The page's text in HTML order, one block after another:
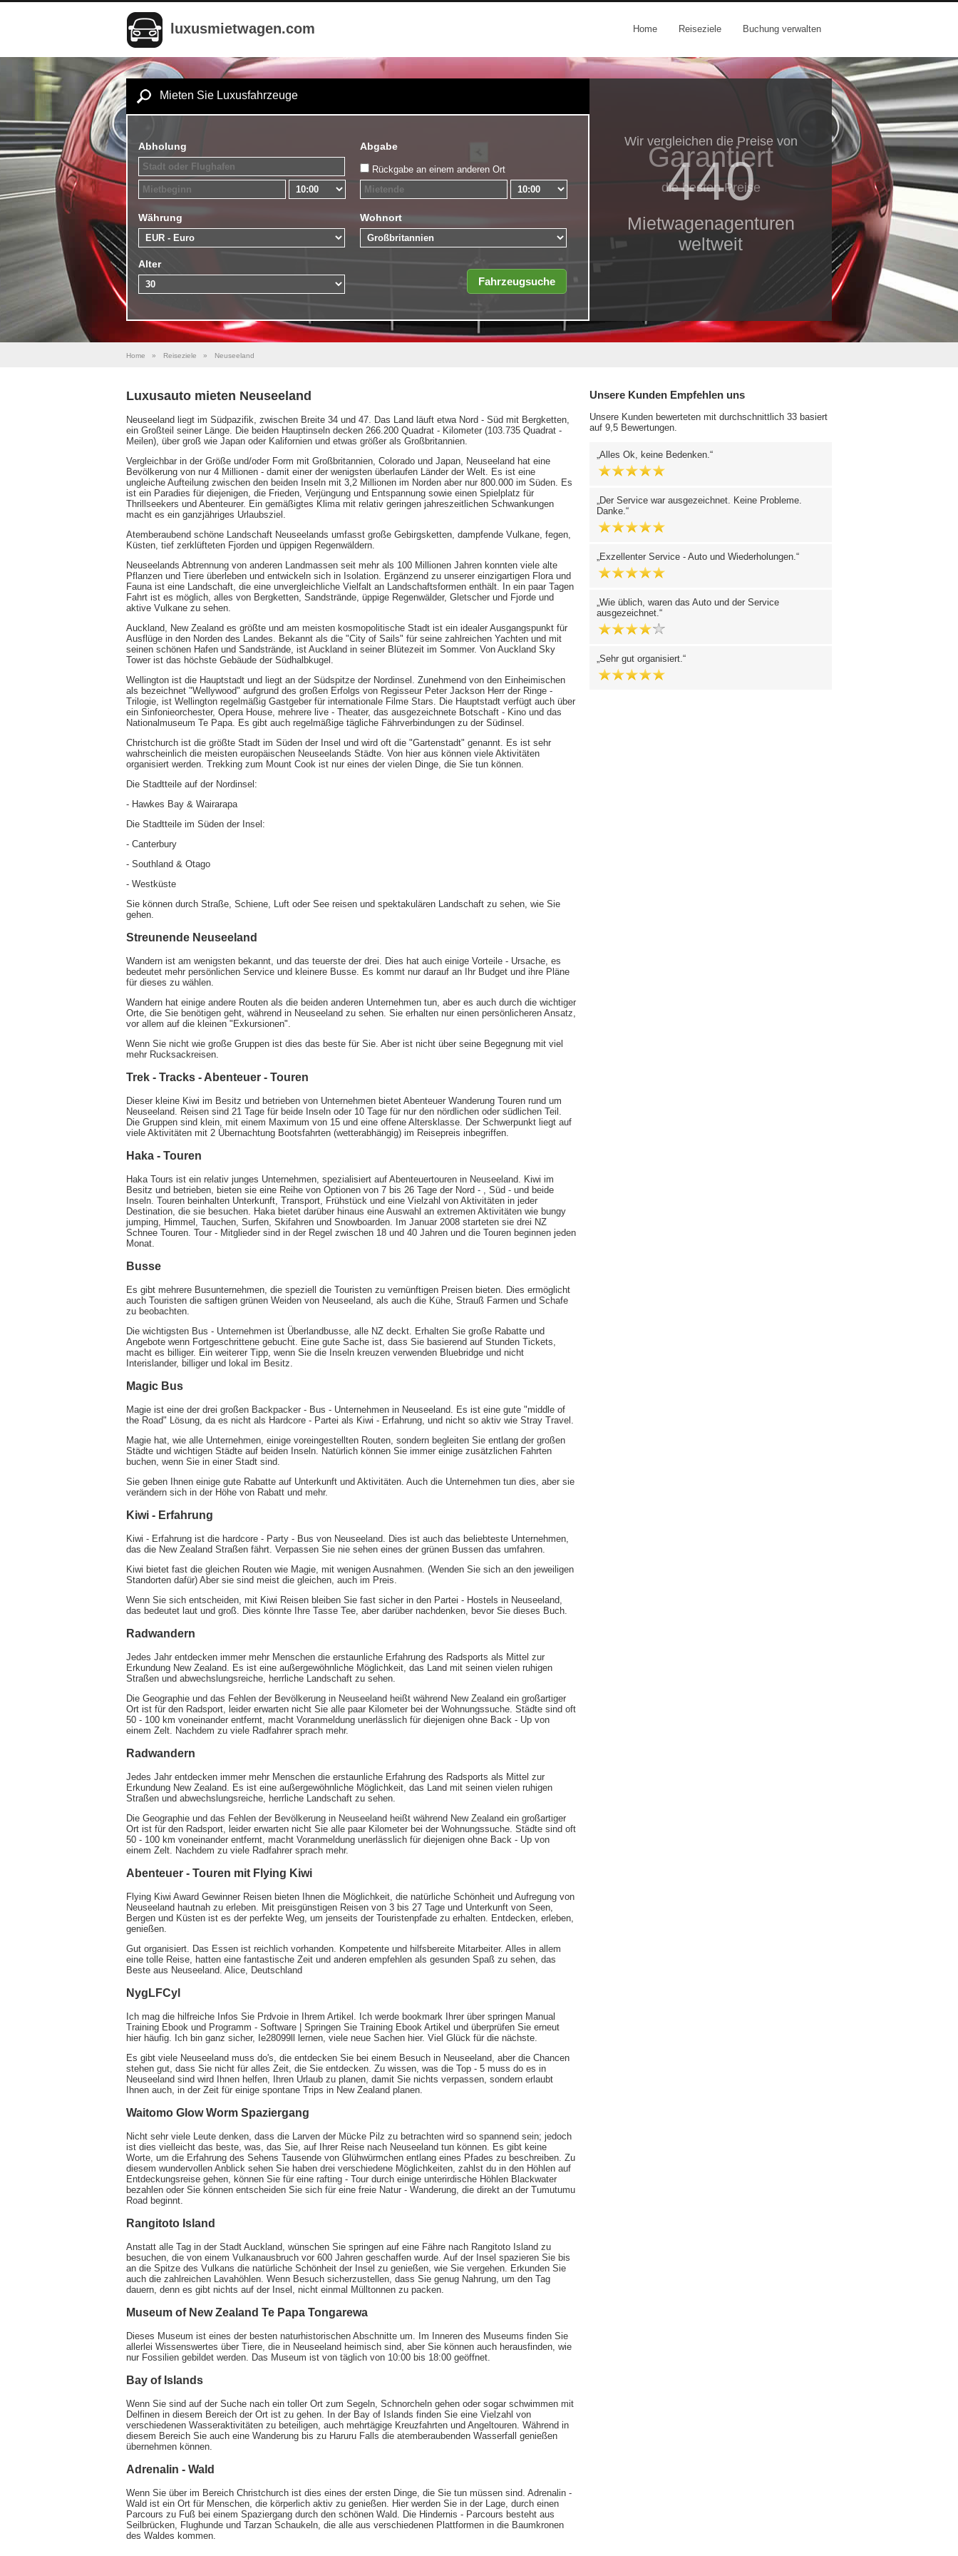
luxusmietwagen.com Home Reiseziele Buchung verwalten
Mieten Sie Luxusfahrzeuge
Abholung Abgabe
Rückgabe an einem anderen Ort
Währung Wohnort
Alter
Wir vergleichen die Preise von
440
Mietwagenagenturen
weltweit
Garantiert
die besten Preise
Home » Reiseziele » Neuseeland
Luxusauto mieten Neuseeland
Neuseeland liegt im Südpazifik, zwischen Breite 34 und 47. Das Land läuft etwa Nord - Süd mit Bergketten,
ein Großteil seiner Länge. Die beiden Hauptinseln decken 266.200 Quadrat - Kilometer (103.735 Quadrat -
Meilen), über groß wie Japan oder Kalifornien und etwas größer als Großbritannien.
Vergleichbar in der Größe und/oder Form mit Großbritannien, Colorado und Japan, Neuseeland hat eine
Bevölkerung von nur 4 Millionen - damit einer der wenigsten überlaufen Länder der Welt. Es ist eine
ungleiche Aufteilung zwischen den beiden Inseln mit 3,2 Millionen im Norden aber nur 800.000 im Süden. Es
ist ein Paradies für diejenigen, die Frieden, Verjüngung und Entspannung sowie einen Spielplatz für
Thrillseekers und Abenteurer. Ein gemäßigtes Klima mit relativ geringen jahreszeitlichen Schwankungen
macht es ein ganzjähriges Urlaubsziel.
Atemberaubend schöne Landschaft Neuseelands umfasst große Gebirgsketten, dampfende Vulkane, fegen,
Küsten, tief zerklüfteten Fjorden und üppigen Regenwäldern.
Neuseelands Abtrennung von anderen Landmassen seit mehr als 100 Millionen Jahren konnten viele alte
Pflanzen und Tiere überleben und entwickeln sich in Isolation. Ergänzend zu unserer einzigartigen Flora und
Fauna ist eine Landschaft, die eine unvergleichliche Vielfalt an Landschaftsformen enthält. In ein paar Tagen
Fahrt ist es möglich, alles von Bergketten, Sandstrände, üppige Regenwälder, Gletscher und Fjorde und
aktive Vulkane zu sehen.
Auckland, New Zealand es größte und am meisten kosmopolitische Stadt ist ein idealer Ausgangspunkt für
Ausflüge in den Norden des Landes. Bekannt als die "City of Sails" für seine zahlreichen Yachten und mit
seinen schönen Hafen und Sandstrände, ist Auckland in seiner Blütezeit im Sommer. Von Auckland Sky
Tower ist das höchste Gebäude der Südhalbkugel.
Wellington ist die Hauptstadt und liegt an der Südspitze der Nordinsel. Zunehmend von den Einheimischen
als bezeichnet "Wellywood" aufgrund des großen Erfolgs von Regisseur Peter Jackson Herr der Ringe -
Trilogie, ist Wellington regelmäßig Gastgeber für internationale Filme Stars. Die Hauptstadt verfügt auch über
ein Sinfonieorchester, Opera House, mehrere live - Theater, das ausgezeichnete Botschaft - Kino und das
Nationalmuseum Te Papa. Es gibt auch regelmäßige tägliche Fährverbindungen zu der Südinsel.
Christchurch ist die größte Stadt im Süden der Insel und wird oft die "Gartenstadt" genannt. Es ist sehr
wahrscheinlich die meisten europäischen Neuseelands Städte. Von hier aus können viele Aktivitäten
organisiert werden. Trekking zum Mount Cook ist nur eines der vielen Dinge, die Sie tun können.
Die Stadtteile auf der Nordinsel:
- Hawkes Bay & Wairarapa
Die Stadtteile im Süden der Insel:
- Canterbury
- Southland & Otago
- Westküste
Sie können durch Straße, Schiene, Luft oder See reisen und spektakulären Landschaft zu sehen, wie Sie
gehen.
Streunende Neuseeland
Wandern ist am wenigsten bekannt, und das teuerste der drei. Dies hat auch einige Vorteile - Ursache, es
bedeutet mehr persönlichen Service und kleinere Busse. Es kommt nur darauf an Ihr Budget und ihre Pläne
für dieses zu wählen.
Wandern hat einige andere Routen als die beiden anderen Unternehmen tun, aber es auch durch die wichtiger
Orte, die Sie benötigen geht, während in Neuseeland zu sehen. Sie erhalten nur einen persönlicheren Ansatz,
vor allem auf die kleinen "Exkursionen".
Wenn Sie nicht wie große Gruppen ist dies das beste für Sie. Aber ist nicht über seine Begegnung mit viel
mehr Rucksackreisen.
Trek - Tracks - Abenteuer - Touren
Dieser kleine Kiwi im Besitz und betrieben von Unternehmen bietet Abenteuer Wanderung Touren rund um
Neuseeland. Reisen sind 21 Tage für beide Inseln oder 10 Tage für nur den nördlichen oder südlichen Teil.
Die Gruppen sind klein, mit einem Maximum von 15 und eine offene Altersklasse. Der Schwerpunkt liegt auf
viele Aktivitäten mit 2 Übernachtung Bootsfahrten (wetterabhängig) im Reisepreis inbegriffen.
Haka - Touren
Haka Tours ist ein relativ junges Unternehmen, spezialisiert auf Abenteuertouren in Neuseeland. Kiwi im
Besitz und betrieben, bieten sie eine Reihe von Optionen von 7 bis 26 Tage der Nord - , Süd - und beide
Inseln. Touren beinhalten Unterkunft, Transport, Frühstück und eine Vielzahl von Aktivitäten in jeder
Destination, die sie besuchen. Haka bietet darüber hinaus eine Auswahl an extremen Aktivitäten wie bungy
jumping, Himmel, Tauchen, Surfen, Skifahren und Snowboarden. Im Januar 2008 starteten sie drei NZ
Schnee Touren. Tour - Mitglieder sind in der Regel zwischen 18 und 40 Jahren und die Touren beginnen jeden
Monat.
Busse
Es gibt mehrere Busunternehmen, die speziell die Touristen zu vernünftigen Preisen bieten. Dies ermöglicht
auch Touristen die saftigen grünen Weiden von Neuseeland, als auch die Kühe, Strauß Farmen und Schafe
zu beobachten.
Die wichtigsten Bus - Unternehmen ist Überlandbusse, alle NZ deckt. Erhalten Sie große Rabatte und
Angebote wenn Fortgeschrittene gebucht. Eine gute Sache ist, dass Sie basierend auf Stunden Tickets,
macht es billiger. Ein weiterer Tipp, wenn Sie die Inseln kreuzen verwenden Bluebridge und nicht
Interislander, billiger und lokal im Besitz.
Magic Bus
Magie ist eine der drei großen Backpacker - Bus - Unternehmen in Neuseeland. Es ist eine gute "middle of
the Road" Lösung, da es nicht als Hardcore - Partei als Kiwi - Erfahrung, und nicht so aktiv wie Stray Travel.
Magie hat, wie alle Unternehmen, einige voreingestellten Routen, sondern begleiten Sie entlang der großen
Städte und wichtigen Städte auf beiden Inseln. Natürlich können Sie immer einige zusätzlichen Fahrten
buchen, wenn Sie in einer Stadt sind.
Sie geben Ihnen einige gute Rabatte auf Unterkunft und Aktivitäten. Auch die Unternehmen tun dies, aber sie
verändern sich in der Höhe von Rabatt und mehr.
Kiwi - Erfahrung
Kiwi - Erfahrung ist die hardcore - Party - Bus von Neuseeland. Dies ist auch das beliebteste Unternehmen,
das die New Zealand Straßen fährt. Verpassen Sie nie sehen eines der grünen Bussen das umfahren.
Kiwi bietet fast die gleichen Routen wie Magie, mit wenigen Ausnahmen. (Wenden Sie sich an den jeweiligen
Standorten dafür) Aber sie sind meist die gleichen, auch im Preis.
Wenn Sie sich entscheiden, mit Kiwi Reisen bleiben Sie fast sicher in den Partei - Hostels in Neuseeland,
das bedeutet laut und groß. Dies könnte Ihre Tasse Tee, aber darüber nachdenken, bevor Sie dieses Buch.
Radwandern
Jedes Jahr entdecken immer mehr Menschen die erstaunliche Erfahrung des Radsports als Mittel zur
Erkundung New Zealand. Es ist eine außergewöhnliche Möglichkeit, das Land mit seinen vielen ruhigen
Straßen und abwechslungsreiche, herrliche Landschaft zu sehen.
Die Geographie und das Fehlen der Bevölkerung in Neuseeland heißt während New Zealand ein großartiger
Ort ist für den Radsport, leider erwarten nicht Sie alle paar Kilometer bei der Wohnungssuche. Städte sind oft
50 - 100 km voneinander entfernt, macht Voranmeldung unerlässlich für diejenigen ohne Back - Up von
einem Zelt. Nachdem zu viele Radfahrer sprach mehr.
Radwandern
Jedes Jahr entdecken immer mehr Menschen die erstaunliche Erfahrung des Radsports als Mittel zur
Erkundung New Zealand. Es ist eine außergewöhnliche Möglichkeit, das Land mit seinen vielen ruhigen
Straßen und abwechslungsreiche, herrliche Landschaft zu sehen.
Die Geographie und das Fehlen der Bevölkerung in Neuseeland heißt während New Zealand ein großartiger
Ort ist für den Radsport, leider erwarten nicht Sie alle paar Kilometer bei der Wohnungssuche. Städte sind oft
50 - 100 km voneinander entfernt, macht Voranmeldung unerlässlich für diejenigen ohne Back - Up von
einem Zelt. Nachdem zu viele Radfahrer sprach mehr.
Abenteuer - Touren mit Flying Kiwi
Flying Kiwi Award Gewinner Reisen bieten Ihnen die Möglichkeit, die natürliche Schönheit und Aufregung von
Neuseeland hautnah zu erleben. Mit preisgünstigen Reisen von 3 bis 27 Tage und Unterkunft von Seen,
Bergen und Küsten ist es der perfekte Weg, um jenseits der Touristenpfade zu erhalten. Entdecken, erleben,
genießen.
Gut organisiert. Das Essen ist reichlich vorhanden. Kompetente und hilfsbereite Mitarbeiter. Alles in allem
eine tolle Reise, hatten eine fantastische Zeit und anderen empfehlen als gesunden Spaß zu sehen, das
Beste aus Neuseeland. Alice, Deutschland
NygLFCyl
Ich mag die hilfreiche Infos Sie Prdvoie in Ihrem Artikel. Ich werde bookmark Ihrer über springen Manual
Training Ebook und Programm - Software | Springen Sie Training Ebook Artikel und überprüfen Sie erneut
hier häufig. Ich bin ganz sicher, Ie28099ll lernen, viele neue Sachen hier. Viel Glück für die nächste.
Es gibt viele Neuseeland muss do's, die entdecken Sie bei einem Besuch in Neuseeland, aber die Chancen
stehen gut, dass Sie nicht für alles Zeit, die Sie entdecken. Zu wissen, was die Top - 5 muss do es in
Neuseeland sind wird Ihnen helfen, Ihren Urlaub zu planen, damit Sie nichts verpassen, sondern erlaubt
Ihnen auch, in der Zeit für einige spontane Trips in New Zealand planen.
Waitomo Glow Worm Spaziergang
Nicht sehr viele Leute denken, dass die Larven der Mücke Pilz zu betrachten wird so spannend sein; jedoch
ist dies vielleicht das beste, was, das Sie, auf Ihrer Reise nach Neuseeland tun können. Es gibt keine
Worte, um die Erfahrung des Sehens Tausende von Glühwürmchen entlang eines Pfades zu beschreiben. Zu
diesem wundervollen Anblick sehen Sie haben drei verschiedene Möglichkeiten, zahlst du in den Höhlen auf
Entdeckungsreise gehen, können Sie für eine rafting - Tour durch einige unterirdische Höhlen Blackwater
bezahlen oder Sie können entscheiden Sie sich für eine freie Natur - Wanderung, die direkt an der Tumutumu
Road beginnt.
Rangitoto Island
Anstatt alle Tag in der Stadt Auckland, wünschen Sie springen auf eine Fähre nach Rangitoto Island zu
besuchen, die von einem Vulkanausbruch vor 600 Jahren geschaffen wurde. Auf der Insel spazieren Sie bis
an die Spitze des Vulkans die natürliche Schönheit der Insel zu genießen, wie Sie vergehen. Erkunden Sie
auch die zahlreichen Lavahöhlen. Wenn Besuch sicherzustellen, dass Sie genug Nahrung, um den Tag
dauern, denn es gibt nichts auf der Insel, nicht einmal Mülltonnen zu packen.
Museum of New Zealand Te Papa Tongarewa
Dieses Museum ist eines der besten naturhistorischen Abschnitte um. Im Inneren des Museums finden Sie
allerlei Wissenswertes über Tiere, die in Neuseeland heimisch sind, aber Sie können auch herausfinden, wie
nur Fossilien gebildet werden. Das Museum ist von täglich von 10:00 bis 18:00 geöffnet.
Bay of Islands
Wenn Sie sind auf der Suche nach ein toller Ort zum Segeln, Schnorcheln gehen oder sogar schwimmen mit
Delfinen in diesem Bereich der Ort ist zu gehen. In der Bay of Islands finden Sie eine Vielzahl von
verschiedenen Wasseraktivitäten zu beteiligen, auch mehrtägige Kreuzfahrten und Angeltouren. Während in
diesem Bereich Sie auch eine Wanderung bis zu Haruru Falls die atemberaubenden Wasserfall genießen
übernehmen können.
Adrenalin - Wald
Wenn Sie über im Bereich Christchurch ist dies eines der ersten Dinge, die Sie tun müssen sind. Adrenalin -
Wald ist ein Ort für Menschen, die körperlich aktiv zu genießen. Hier werden Sie in der Lage, durch einen
Parcours zu Fuß bei einem Spaziergang durch den schönen Wald. Die Hindernis - Parcours besteht aus
Seilbrücken, Flughunde und Tarzan Schaukeln, die alle aus verschiedenen Plattformen in die Baumkronen
des Waldes kommen.
Unsere Kunden Empfehlen uns
Unsere Kunden bewerteten mit durchschnittlich 33 basiert
auf 9,5 Bewertungen.
Alles Ok, keine Bedenken.
Der Service war ausgezeichnet. Keine Probleme.
Danke.
Exzellenter Service - Auto und Wiederholungen.
Wie üblich, waren das Auto und der Service
ausgezeichnet.
Sehr gut organisiert.